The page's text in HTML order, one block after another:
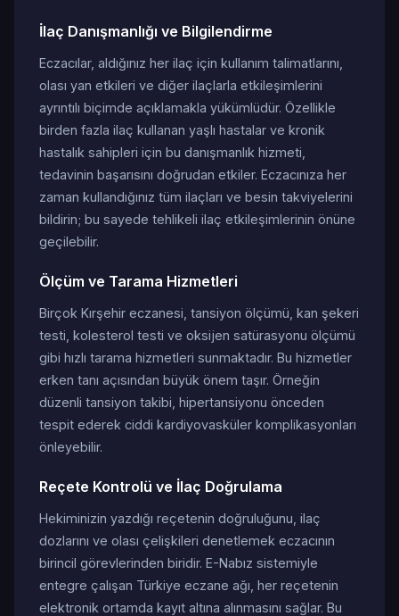
İlaç Danışmanlığı ve Bilgilendirme
Eczacılar, aldığınız her ilaç için kullanım talimatlarını,
olası yan etkileri ve diğer ilaçlarla etkileşimlerini
ayrıntılı biçimde açıklamakla yükümlüdür. Özellikle
birden fazla ilaç kullanan yaşlı hastalar ve kronik
hastalık sahipleri için bu danışmanlık hizmeti,
tedavinin başarısını doğrudan etkiler. Eczacınıza her
zaman kullandığınız tüm ilaçları ve besin takviyelerini
bildirin; bu sayede tehlikeli ilaç etkileşimlerinin önüne
geçilebilir.
Ölçüm ve Tarama Hizmetleri
Birçok Kırşehir eczanesi, tansiyon ölçümü, kan şekeri
testi, kolesterol testi ve oksijen satürasyonu ölçümü
gibi hızlı tarama hizmetleri sunmaktadır. Bu hizmetler
erken tanı açısından büyük önem taşır. Örneğin
düzenli tansiyon takibi, hipertansiyonu önceden
tespit ederek ciddi kardiyovasküler komplikasyonları
önleyebilir.
Reçete Kontrolü ve İlaç Doğrulama
Hekiminizin yazdığı reçetenin doğruluğunu, ilaç
dozlarını ve olası çelişkileri denetlemek eczacının
birincil görevlerinden biridir. E-Nabız sistemiyle
entegre çalışan Türkiye eczane ağı, her reçetenin
elektronik ortamda kayıt altına alınmasını sağlar. Bu